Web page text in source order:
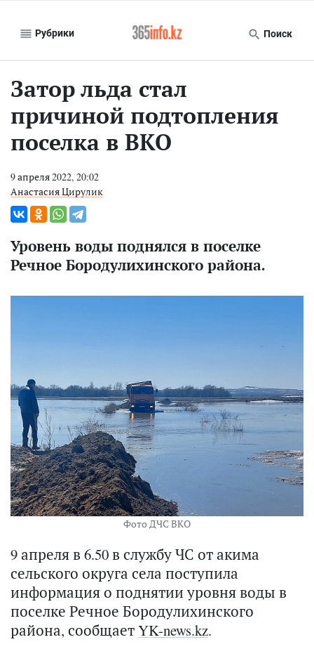
Рубрики Поиск
Затор льда стал
причиной подтопления
поселка в ВКО
9 апреля 2022, 20:02
Анастасия Цирулик
Уровень воды поднялся в поселке
Речное Бородулихинского района.
Фото ДЧС ВКО
9 апреля в 6.50 в службу ЧС от акима
сельского округа села поступила
информация о поднятии уровня воды в
поселке Речное Бородулихинского
района, сообщаетYK-news.kz.